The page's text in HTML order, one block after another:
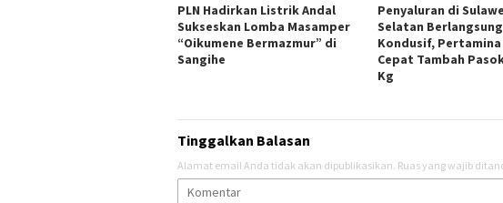
PLN Hadirkan Listrik Andal
Sukseskan Lomba Masamper
“Oikumene Bermazmur” di
Sangihe
Penyaluran di
Selatan Berlangsung
Kondusif, Pertamina
Cepat Tambah
Kg
Tinggalkan Balasan
Alamat email Anda tidak akan dipublikasikan. Ruas yang wajib